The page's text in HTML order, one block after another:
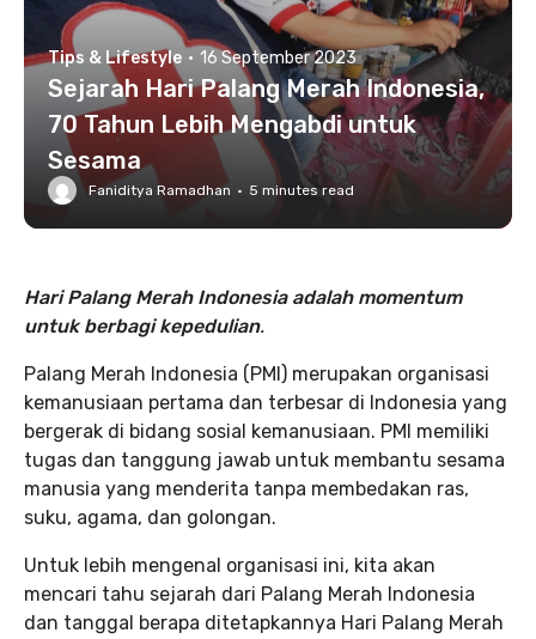
Tips & Lifestyle · 16 September 2023
Sejarah Hari Palang Merah Indonesia,
70 Tahun Lebih Mengabdi untuk
Sesama
Faniditya Ramadhan · 5 minutes read
Hari Palang Merah Indonesia adalah momentum
untuk berbagi kepedulian.
Palang Merah Indonesia (PMI) merupakan organisasi
kemanusiaan pertama dan terbesar di Indonesia yang
bergerak di bidang sosial kemanusiaan. PMI memiliki
tugas dan tanggung jawab untuk membantu sesama
manusia yang menderita tanpa membedakan ras,
suku, agama, dan golongan.
Untuk lebih mengenal organisasi ini, kita akan
mencari tahu sejarah dari Palang Merah Indonesia
dan tanggal berapa ditetapkannya Hari Palang Merah